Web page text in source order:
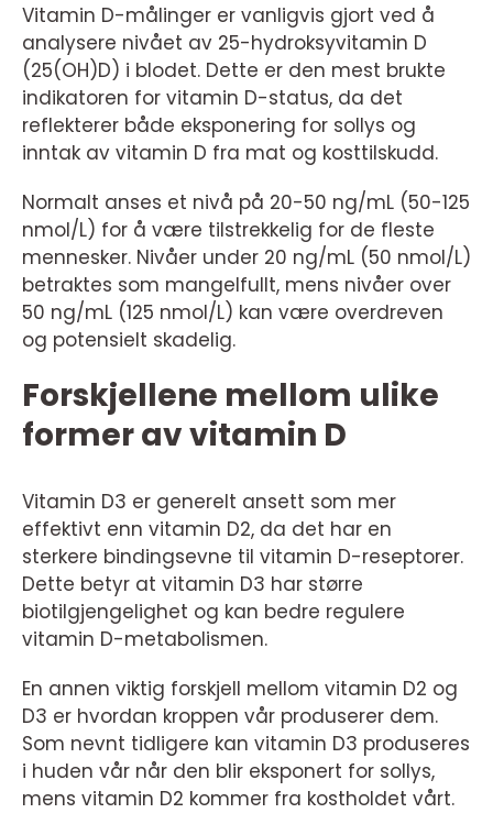
Vitamin D-målinger er vanligvis gjort ved å
analysere nivået av 25-hydroksyvitamin D
(25(OH)D) i blodet. Dette er den mest brukte
indikatoren for vitamin D-status, da det
reflekterer både eksponering for sollys og
inntak av vitamin D fra mat og kosttilskudd.
Normalt anses et nivå på 20-50 ng/mL (50-125
nmol/L) for å være tilstrekkelig for de fleste
mennesker. Nivåer under 20 ng/mL (50 nmol/L)
betraktes som mangelfullt, mens nivåer over
50 ng/mL (125 nmol/L) kan være overdreven
og potensielt skadelig.
Forskjellene mellom ulike
former av vitamin D
Vitamin D3 er generelt ansett som mer
effektivt enn vitamin D2, da det har en
sterkere bindingsevne til vitamin D-reseptorer.
Dette betyr at vitamin D3 har større
biotilgjengelighet og kan bedre regulere
vitamin D-metabolismen.
En annen viktig forskjell mellom vitamin D2 og
D3 er hvordan kroppen vår produserer dem.
Som nevnt tidligere kan vitamin D3 produseres
i huden vår når den blir eksponert for sollys,
mens vitamin D2 kommer fra kostholdet vårt.